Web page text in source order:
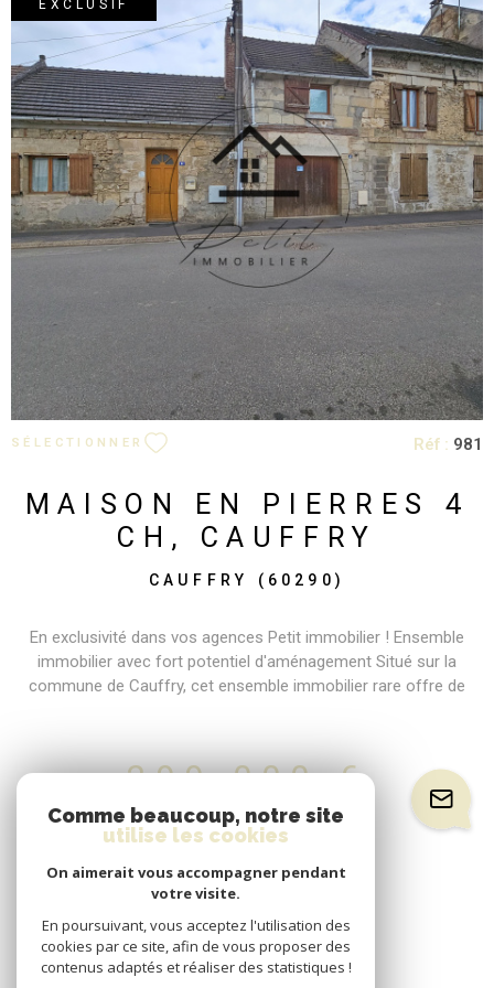
EXCLUSIF
VOIR LE BIEN
SÉLECTIONNER Réf : 981
MAISON EN PIERRES 4
CH, CAUFFRY
CAUFFRY (60290)
En exclusivité dans vos agences Petit immobilier ! Ensemble
immobilier avec fort potentiel d'aménagement Situé sur la
commune de Cauffry, cet ensemble immobilier rare offre de
et une cuisine Ixina récente installée il y a seulement 6 ans.
L'accès s'effectue par une entrée sous porche , apportant
charme, intimité et praticité à l'ensemble. Sur une parcelle de 782
potentiel d'aménagement ainsi que d'une dépendance déjà
équipée , disposant de l'eau, de l'électricité, d'un évier prévu pour
un espace cuisine et de WC déjà installés. Les atouts : • Maison
de 152 m² avec 4 chambres • Cuisine Ixina récente • Entrée sous
porche • Terrain de 782 m² • Dépendance déjà raccordée et
299 000 €
Comme beaucoup, notre site
utilise les cookies
On aimerait vous accompagner pendant
votre visite.
En poursuivant, vous acceptez l'utilisation des
cookies par ce site, afin de vous proposer des
contenus adaptés et réaliser des statistiques !